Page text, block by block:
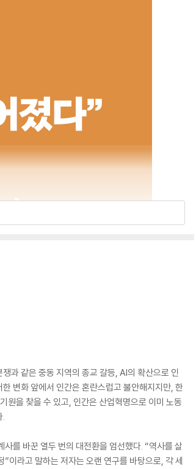
과 같은 중동 지역의 종교 갈등, AI의 확산으로 인
변화 앞에서 인간은 혼란스럽고 불안해지지만, 한
원을 찾을 수 있고, 인간은 산업혁명으로 이미 노동
.
사를 바꾼 열두 번의 대전환을 엄선했다. “역사를 살
이라고 말하는 저자는 오랜 연구를 바탕으로, 각 세